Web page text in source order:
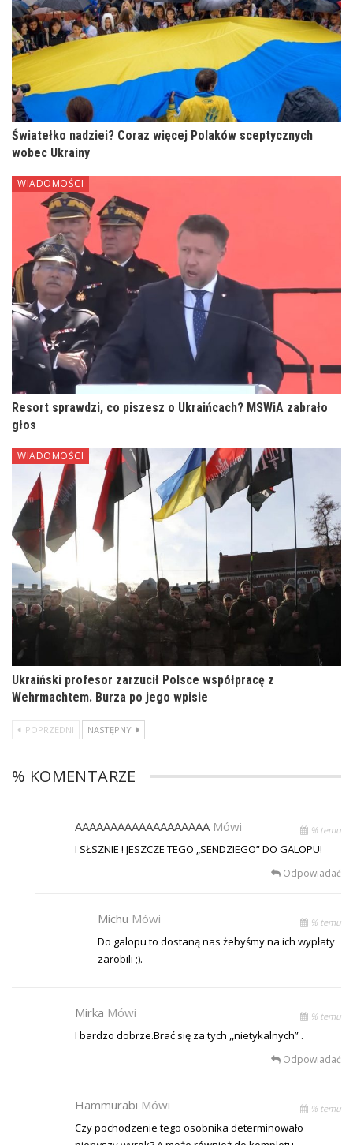
Światełko nadziei? Coraz więcej Polaków sceptycznych
wobec Ukrainy
WIADOMOŚCI
Resort sprawdzi, co piszesz o Ukraińcach? MSWiA zabrało
głos
WIADOMOŚCI
Ukraiński profesor zarzucił Polsce współpracę z
Wehrmachtem. Burza po jego wpisie
POPRZEDNI NASTĘPNY
% KOMENTARZE
AAAAAAAAAAAAAAAAAAA Mówi % temu
I SŁSZNIE ! JESZCZE TEGO „SENDZIEGO” DO GALOPU!
Odpowiadać
Michu Mówi % temu
Do galopu to dostaną nas żebyśmy na ich wypłaty
zarobili ;).
Mirka Mówi % temu
I bardzo dobrze.Brać się za tych ,,nietykalnych” .
Odpowiadać
Hammurabi Mówi % temu
Czy pochodzenie tego osobnika determinowało